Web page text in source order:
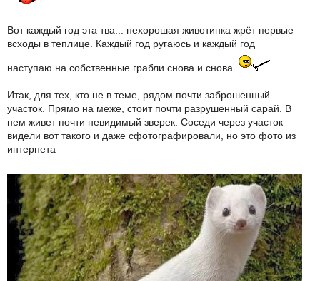
Вот каждый год эта тва... нехорошая животинка жрёт первые
всходы в теплице. Каждый год ругаюсь и каждый год
наступаю на собственные грабли снова и снова
Итак, для тех, кто не в теме, рядом почти заброшенный
участок. Прямо на меже, стоит почти разрушенный сарай. В
нем живет почти невидимый зверек. Соседи через участок
видели вот такого и даже сфотографировали, но это фото из
интернета